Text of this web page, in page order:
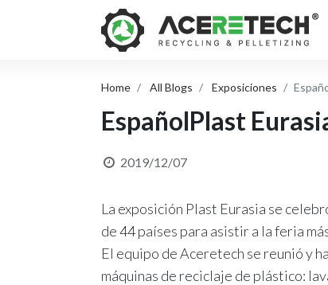
Home All Blogs Exposiciones
EspañolPlast
2019/12/07
La exposición Plast Eurasia se
de 44 países para asistir a la feria
El equipo de Aceretech se reunió y
máquinas de reciclaje de plástico: